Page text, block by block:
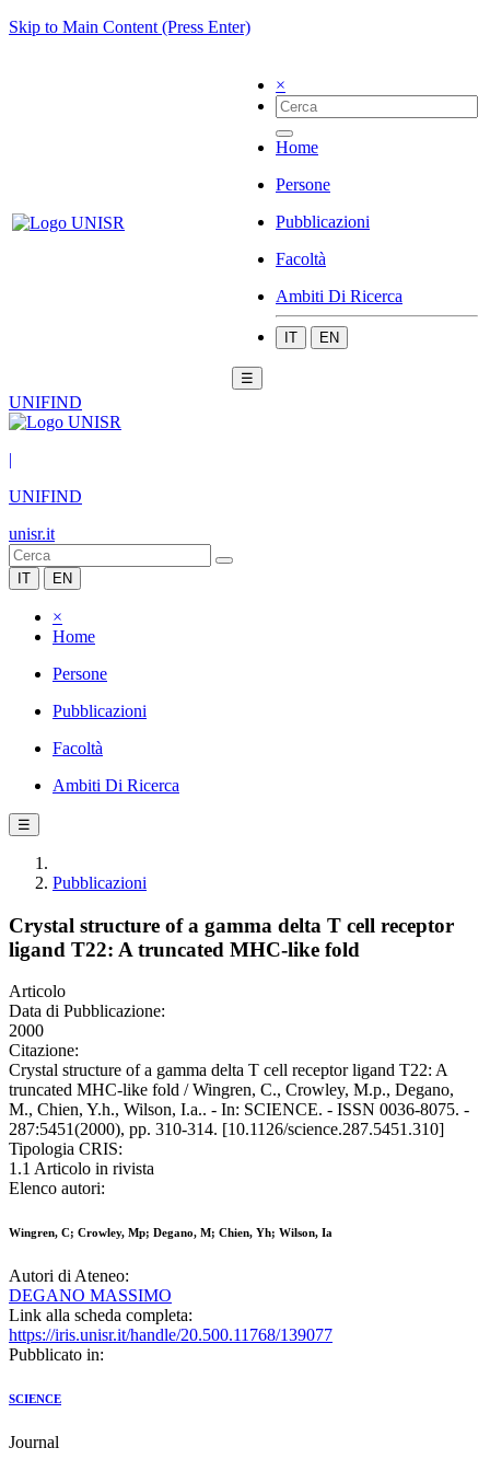
Skip to Main Content (Press Enter)
×
Home
Persone
Pubblicazioni
Facoltà
Ambiti Di Ricerca
IT EN
☰
UNIFIND
|
UNIFIND
unisr.it
IT EN
×
Home
Persone
Pubblicazioni
Facoltà
Ambiti Di Ricerca
☰
Pubblicazioni
Crystal structure of a gamma delta T cell receptor
ligand T22: A truncated MHC-like fold
Articolo
Data di Pubblicazione:
2000
Citazione:
Crystal structure of a gamma delta T cell receptor ligand T22: A
truncated MHC-like fold / Wingren, C., Crowley, M.p., Degano,
M., Chien, Y.h., Wilson, I.a.. - In: SCIENCE. - ISSN 0036-8075. -
287:5451(2000), pp. 310-314. [10.1126/science.287.5451.310]
Tipologia CRIS:
1.1 Articolo in rivista
Elenco autori:
Wingren, C; Crowley, Mp; Degano, M; Chien, Yh; Wilson, Ia
Autori di Ateneo:
DEGANO MASSIMO
Link alla scheda completa:
https://iris.unisr.it/handle/20.500.11768/139077
Pubblicato in:
SCIENCE
Journal